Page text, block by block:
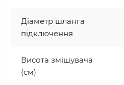
Діаметр шланга
підключення
Висота змішувача
(см)